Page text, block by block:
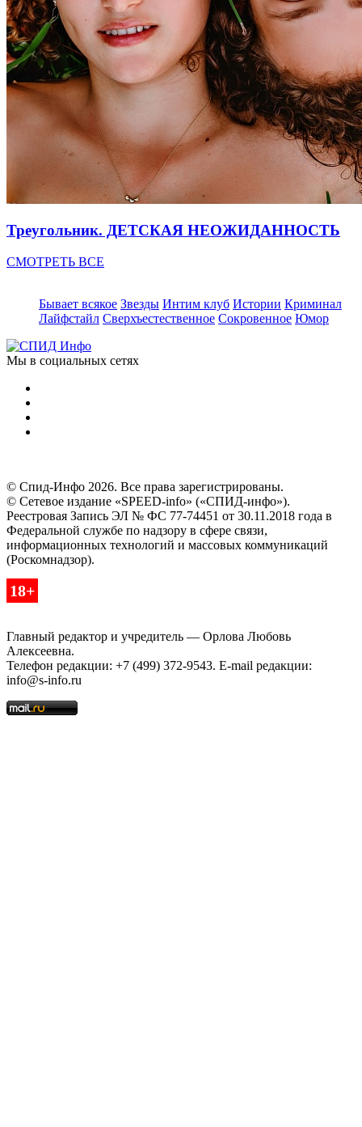
Треугольник. ДЕТСКАЯ НЕОЖИДАННОСТЬ
СМОТРЕТЬ ВСЕ
Бывает всякое Звезды Интим клуб Истории Криминал
Лайфстайл Сверхъестественное Сокровенное Юмор
Мы в социальных сетях
© Спид-Инфо 2026. Все права зарегистрированы.
© Сетевое издание «SPEED-info» («СПИД-инфо»).
Реестровая Запись ЭЛ № ФС 77-74451 от 30.11.2018 года в
Федеральной службе по надзору в сфере связи,
информационных технологий и массовых коммуникаций
(Роскомнадзор).
18+
Главный редактор и учредитель — Орлова Любовь
Алексеевна.
Телефон редакции: +7 (499) 372-9543. E-mail редакции:
info@s-info.ru